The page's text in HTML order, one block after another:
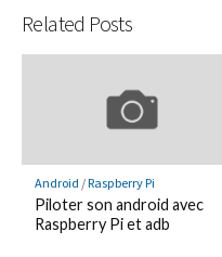
Related Posts
Android /Raspberry Pi
Piloter son android avec
Raspberry Pi et adb